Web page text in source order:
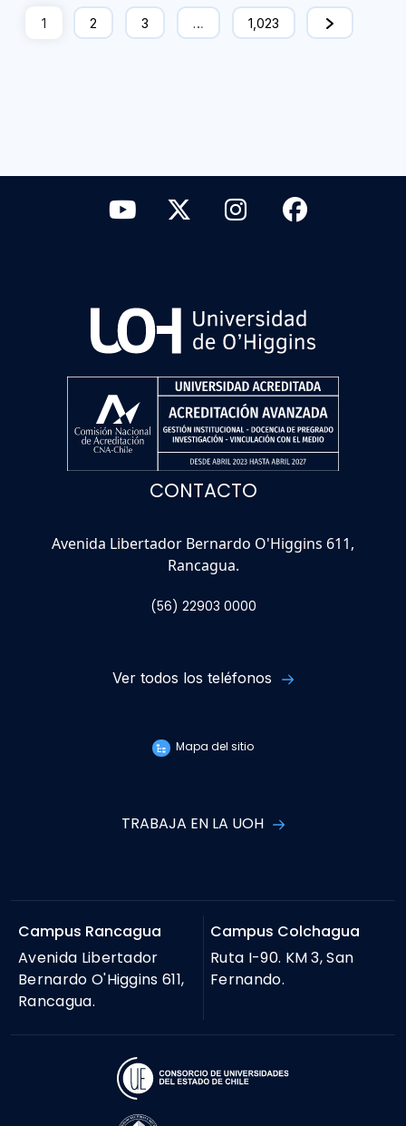
1 2 3 … 1,023
CONTACTO
Avenida Libertador Bernardo O'Higgins 611,
Rancagua.
(56) 22903 0000
Ver todos los teléfonos
Mapa del sitio
TRABAJA EN LA UOH
Campus Rancagua
Avenida Libertador
Bernardo O'Higgins 611,
Rancagua.
Campus Colchagua
Ruta I-90. KM 3, San
Fernando.